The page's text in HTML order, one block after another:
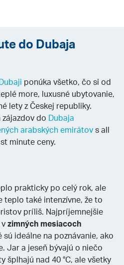
do Dubaja
ponúka všetko, čo si od
more, luxusné ubytovanie,
lety z Českej republiky.
do Dubaja
arabských emirátovs all
minute ceny.
prakticky po celý rok, ale
také intenzívne, že to
príliš. Najpríjemnejšie
zimných mesiacoch
ideálne na poznávanie, ako
Jar a jeseň bývajú o niečo
šplhajú nad 40 °C, ale všetky